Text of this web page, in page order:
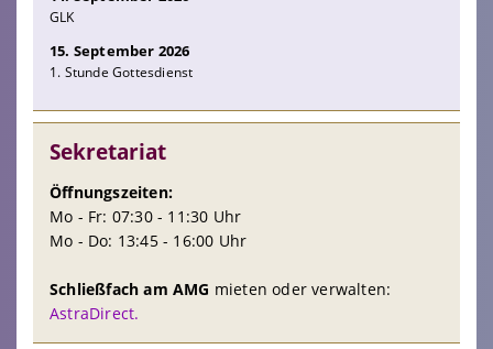
GLK
15. September 2026
1. Stunde Gottesdienst
Sekretariat
Öffnungszeiten:
Mo - Fr: 07:30 - 11:30 Uhr
Mo - Do: 13:45 - 16:00 Uhr
Schließfach am AMG mieten oder verwalten:
AstraDirect.